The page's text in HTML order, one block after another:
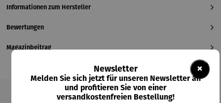
Informationen zum Hersteller
Bewertungen
Magazinbeitrag
×
Newsletter
Melden Sie sich jetzt für unseren Newsletter an
und profitieren Sie von einer
versandkostenfreien Bestellung!